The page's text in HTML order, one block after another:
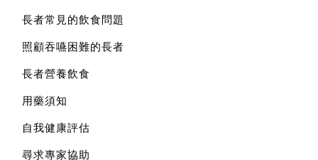
長者常見的飲食問題
照顧吞嚥困難的長者
長者營養飲食
用藥須知
自我健康評估
尋求專家協助